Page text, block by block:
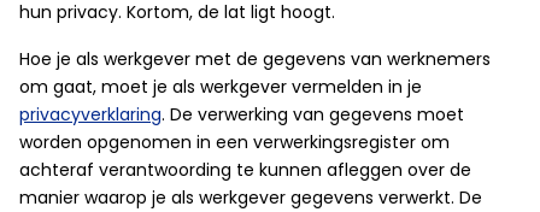
hun privacy. Kortom, de lat ligt hoogt.
Hoe je als werkgever met de gegevens van werknemers
om gaat, moet je als werkgever vermelden in je
privacyverklaring. De verwerking van gegevens moet
worden opgenomen in een verwerkingsregister om
achteraf verantwoording te kunnen afleggen over de
manier waarop je als werkgever gegevens verwerkt. De